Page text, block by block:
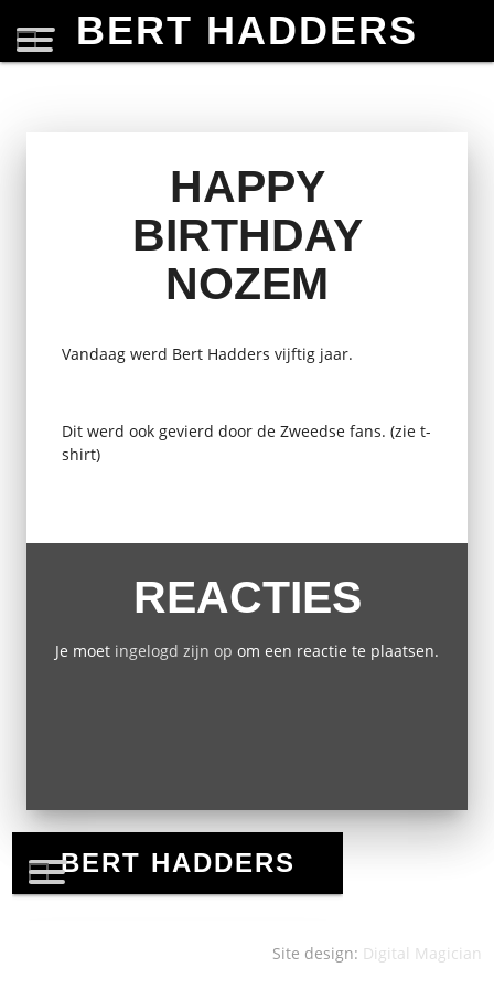
BERT HADDERS
HAPPY
BIRTHDAY
NOZEM
Vandaag werd Bert Hadders vijftig jaar.
Dit werd ook gevierd door de Zweedse fans. (zie t-
shirt)
REACTIES
Je moet ingelogd zijn op om een reactie te plaatsen.
Site design: Digital Magician